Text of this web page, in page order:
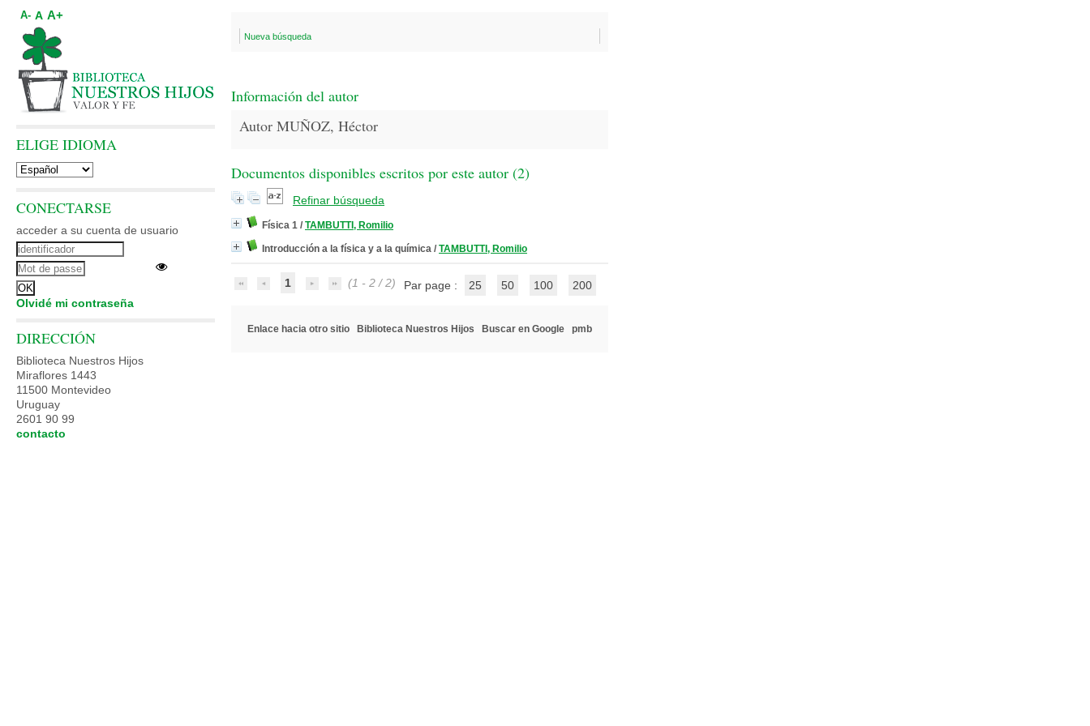
Nueva búsqueda
Información del autor
Autor MUÑOZ, Héctor
Documentos disponibles escritos por este autor (2)
Refinar búsqueda
Física 1 / TAMBUTTI, Romilio
Introducción a la física y a la química / TAMBUTTI, Romilio
1 (1 - 2 / 2) Par page : 25 50 100 200
Enlace hacia otro sitio Biblioteca Nuestros Hijos Buscar en Google pmb
A- A A+
ELIGE IDIOMA
CONECTARSE
acceder a su cuenta de usuario
Olvidé mi contraseña
DIRECCIÓN
Biblioteca Nuestros Hijos
Miraflores 1443
11500 Montevideo
Uruguay
2601 90 99
contacto